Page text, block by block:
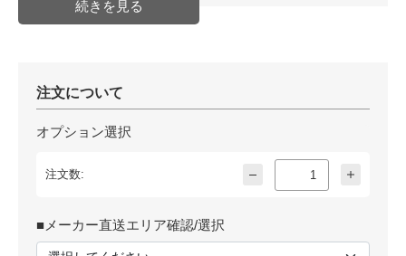
注文について
オプション選択
注文数:
■メーカー直送エリア確認/選択